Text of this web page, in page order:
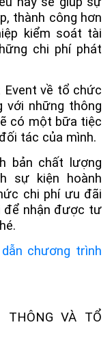
thành công hơn
kiểm soát tài
chi phí phát
Event về tổ chức
với những thông
có một bữa tiệc
tác của mình.
bản chất lượng
sự kiện hoành
chi phí ưu đãi
để nhận được tư
dẫn chương trình
THÔNG VÀ TỔ